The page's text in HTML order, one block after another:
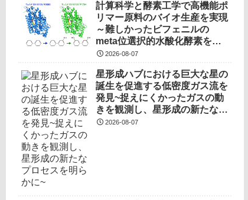
計算科学と酵素工学で高機能ポ
リマー原料のバイオ生産を実現
～難しかったビフェニルの
meta位選択的水酸化酵素を開
発～2026-08-07
星形成ハブにおける巨大な星の
誕生を促進する低密度ガス流を
発見~捉えにくかったガスの動
きを観測し、星形成の新たなプ
ロセスを明らかに~
2026-08-07